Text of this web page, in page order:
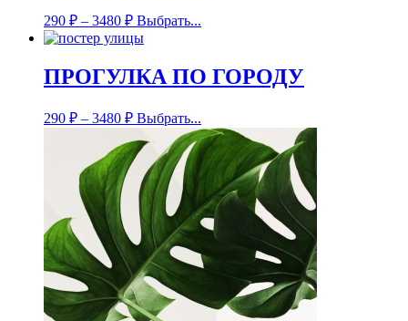
290 ₽ – 3480 ₽ Выбрать...
ПРОГУЛКА ПО ГОРОДУ
290 ₽ – 3480 ₽ Выбрать...